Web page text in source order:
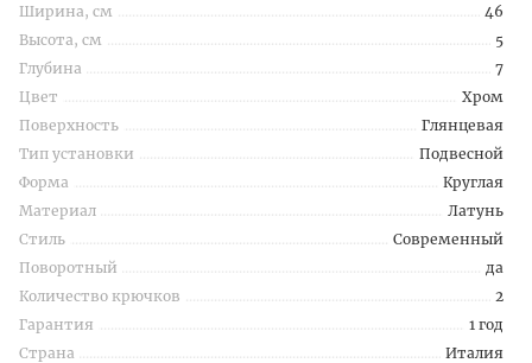
Ширина, см
46
Высота, см
5
Глубина
7
Цвет
Хром
Поверхность
Глянцевая
Тип установки
Подвесной
Форма
Круглая
Материал
Латунь
Стиль
Современный
Поворотный
да
Количество крючков
2
Гарантия
1 год
Страна
Италия